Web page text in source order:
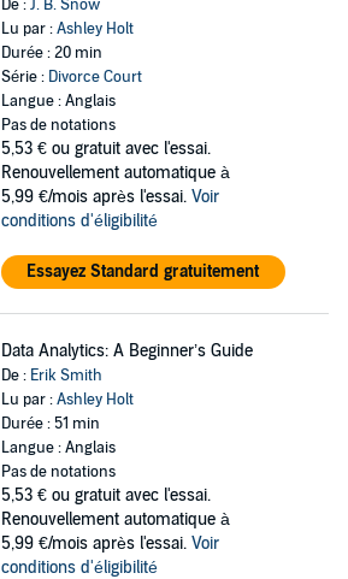
De :J. B. Snow
Lu par :Ashley Holt
Durée : 20 min
Série : Divorce Court
Langue : Anglais
Pas de notations
5,53 € ou gratuit avec l'essai.
Renouvellement automatique à
5,99 €/mois après l'essai. Voir
conditions d'éligibilité
Essayez Standard gratuitement
Data Analytics: A Beginner’s Guide
De : Erik Smith
Lu par :Ashley Holt
Durée : 51 min
Langue : Anglais
Pas de notations
5,53 € ou gratuit avec l'essai.
Renouvellement automatique à
5,99 €/mois après l'essai. Voir
conditions d'éligibilité